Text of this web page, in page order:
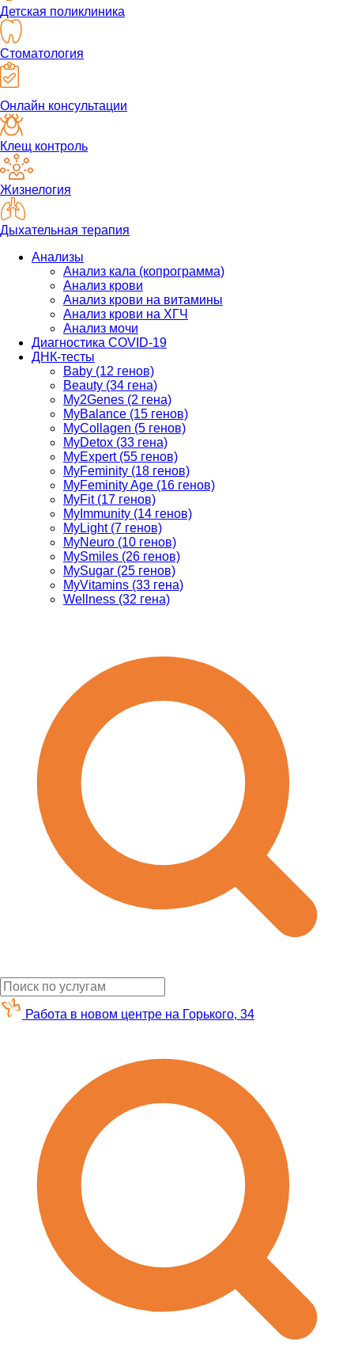
Детская поликлиника
Стоматология
Онлайн консультации
Клещ контроль
Жизнелогия
Дыхательная терапия
Анализы
Анализ кала (копрограмма)
Анализ крови
Анализ крови на витамины
Анализ крови на ХГЧ
Анализ мочи
Диагностика COVID-19
ДНК-тесты
Baby (12 генов)
Beauty (34 гена)
My2Genes (2 гена)
MyBalance (15 генов)
MyCollagen (5 генов)
MyDetox (33 гена)
MyExpert (55 генов)
MyFeminity (18 генов)
MyFeminity Age (16 генов)
MyFit (17 генов)
MyImmunity (14 генов)
MyLight (7 генов)
MyNeuro (10 генов)
MySmiles (26 генов)
MySugar (25 генов)
MyVitamins (33 гена)
Wellness (32 гена)
Работа в новом центре на Горького, 34